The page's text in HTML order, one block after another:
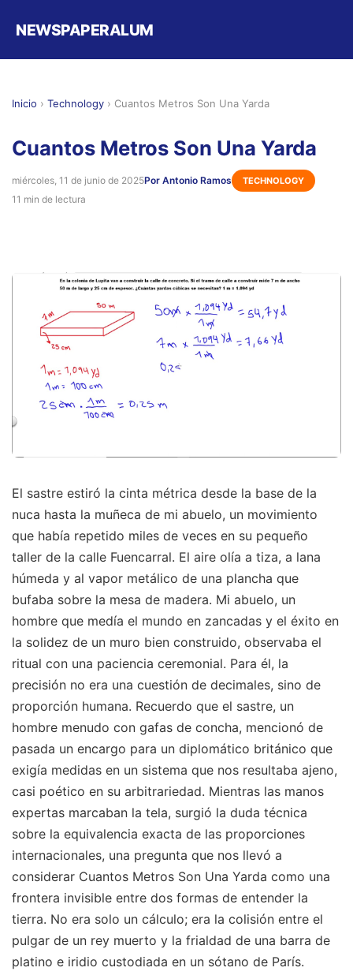
NEWSPAPERALUM
Inicio › Technology › Cuantos Metros Son Una Yarda
Cuantos Metros Son Una Yarda
miércoles, 11 de junio de 2025Por Antonio Ramos TECHNOLOGY
11 min de lectura
El sastre estiró la cinta métrica desde la base de la
nuca hasta la muñeca de mi abuelo, un movimiento
que había repetido miles de veces en su pequeño
taller de la calle Fuencarral. El aire olía a tiza, a lana
húmeda y al vapor metálico de una plancha que
bufaba sobre la mesa de madera. Mi abuelo, un
hombre que medía el mundo en zancadas y el éxito en
la solidez de un muro bien construido, observaba el
ritual con una paciencia ceremonial. Para él, la
precisión no era una cuestión de decimales, sino de
proporción humana. Recuerdo que el sastre, un
hombre menudo con gafas de concha, mencionó de
pasada un encargo para un diplomático británico que
exigía medidas en un sistema que nos resultaba ajeno,
casi poético en su arbitrariedad. Mientras las manos
expertas marcaban la tela, surgió la duda técnica
sobre la equivalencia exacta de las proporciones
internacionales, una pregunta que nos llevó a
considerar Cuantos Metros Son Una Yarda como una
frontera invisible entre dos formas de entender la
tierra. No era solo un cálculo; era la colisión entre el
pulgar de un rey muerto y la frialdad de una barra de
platino e iridio custodiada en un sótano de París.